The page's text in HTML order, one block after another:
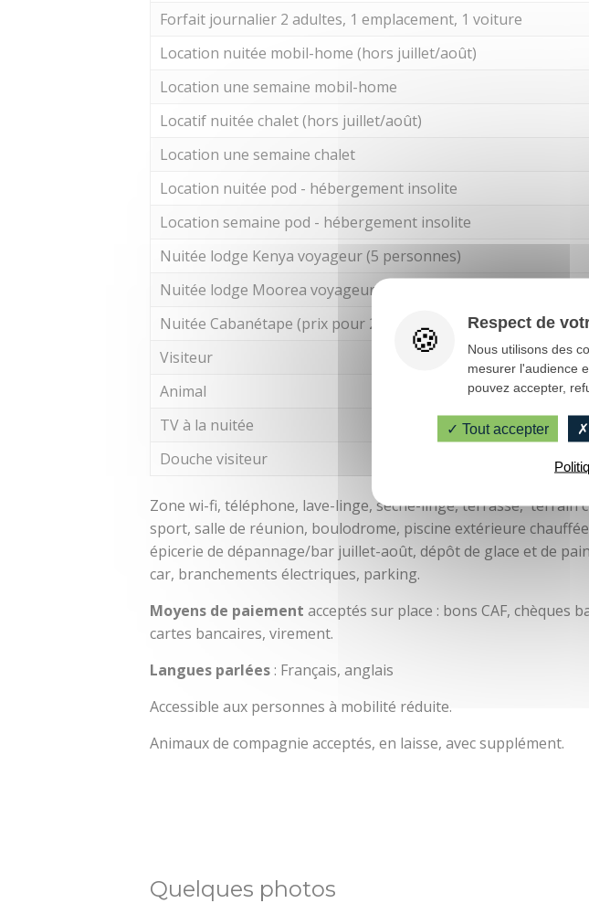
Forfait journalier 2 adultes, 1 emplacement, 1 voiture
Location nuitée mobil-home (hors juillet/août)
Location une semaine mobil-home
Locatif nuitée chalet (hors juillet/août)
Location une semaine chalet
Location nuitée pod - hébergement insolite
Location semaine pod - hébergement insolite
Nuitée lodge Kenya voyageur (5 personnes)
Nuitée lodge Moorea voyageur (prix pour 2 personnes)
Nuitée Cabanétape (prix pour 2 personnes)
Visiteur
Animal
TV à la nuitée
Douche visiteur
Zone wi-fi, téléphone, lave-linge, sèche-linge, terrasse, terrain
sport, salle de réunion, boulodrome, piscine extérieure
épicerie de dépannage/bar juillet-août, dépôt de glace et de
car, branchements électriques, parking.
Moyens de paiementacceptés sur place : bons CAF, chèques
cartes bancaires, virement.
Langues parlées: Français, anglais
Accessible aux personnes à mobilité réduite.
Animaux de compagnie acceptés, en laisse, avec supplément.
Quelques photos
Respect de
Nous utilisons des
mesurer l'audience
pouvez accepter,
Tout accepter